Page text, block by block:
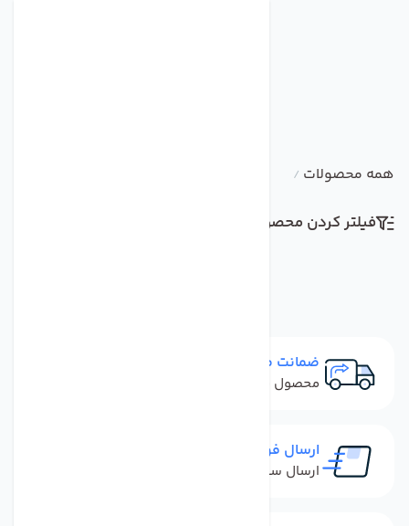
همه محصولات /
فیلتر کردن محصولات
ضمانت مرجوعی
محصول نباید آسیب دیده باشد
ارسال فوری
ارسال سفارش در کمترین زمان ممکن